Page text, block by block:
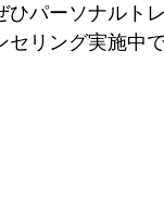
パーソナルト
セリング実施中